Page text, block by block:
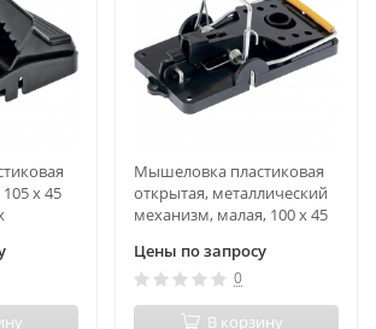
х 45
Мышеловка пластиковая
открытая, металлический
механизм, малая, 100 х 45
Цены по запросу
0
В корзину